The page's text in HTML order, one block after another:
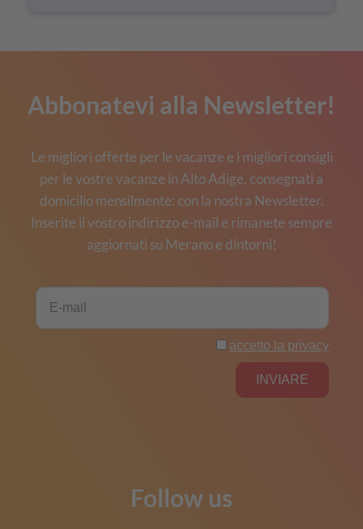
Abbonatevi alla Newsletter!
Le migliori offerte per le vacanze e i migliori consigli
per le vostre vacanze in Alto Adige, consegnati a
domicilio mensilmente: con la nostra Newsletter.
Inserite il vostro indirizzo e-mail e rimanete sempre
aggiornati su Merano e dintorni!
Follow us